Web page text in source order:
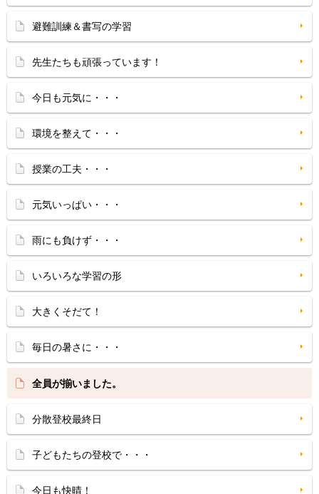
避難訓練＆書写の学習
先生たちも頑張っています！
今日も元気に・・・
環境を整えて・・・
授業の工夫・・・
元気いっぱい・・・
雨にも負けず・・・
いろいろな学習の形
大きくそだて！
毎日の暑さに・・・
全員が揃いました。
分散登校最終日
子どもたちの登校で・・・
今日も快晴！